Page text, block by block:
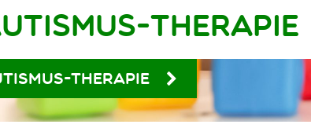
Therapie
Therapie